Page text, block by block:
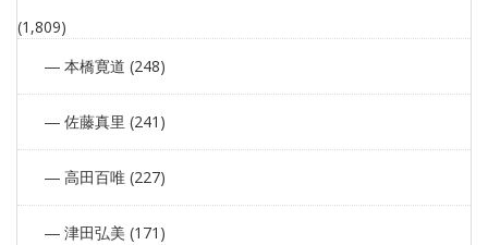
(1,809)
本橋寛道 (248)
佐藤真里 (241)
高田百唯 (227)
津田弘美 (171)